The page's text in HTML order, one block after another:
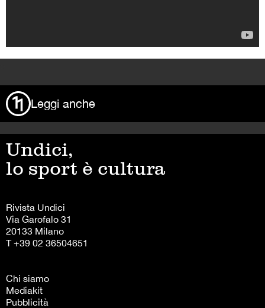
Leggi anche
Undici,
lo sport è cultura
Rivista Undici
Via Garofalo 31
20133 Milano
T +39 02 36504651
Chi siamo
Mediakit
Pubblicità